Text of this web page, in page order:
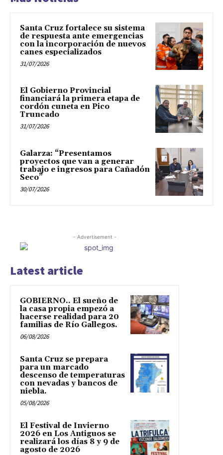
Santa Cruz fortalece su sistema
de respuesta ante emergencias
con la incorporación de nuevos
canes especializados
31/07/2026
El Gobierno Provincial
financiará la primera etapa de
cordón cuneta en Pico
Truncado
31/07/2026
Galarza: “Presentamos
proyectos que van a generar
trabajo e ingresos para Cañadón
Seco”
30/07/2026
- Advertisement -
Latest article
GOBIERNO.. El sueño de
la casa propia empezó a
hacerse realidad para 20
familias de Río Gallegos.
06/08/2026
Santa Cruz se prepara
para un marcado
descenso de temperaturas
con nevadas y bancos de
niebla.
05/08/2026
El Festival de Invierno
2026 en Los Antiguos se
realizará los días 8 y 9 de
agosto de 2026